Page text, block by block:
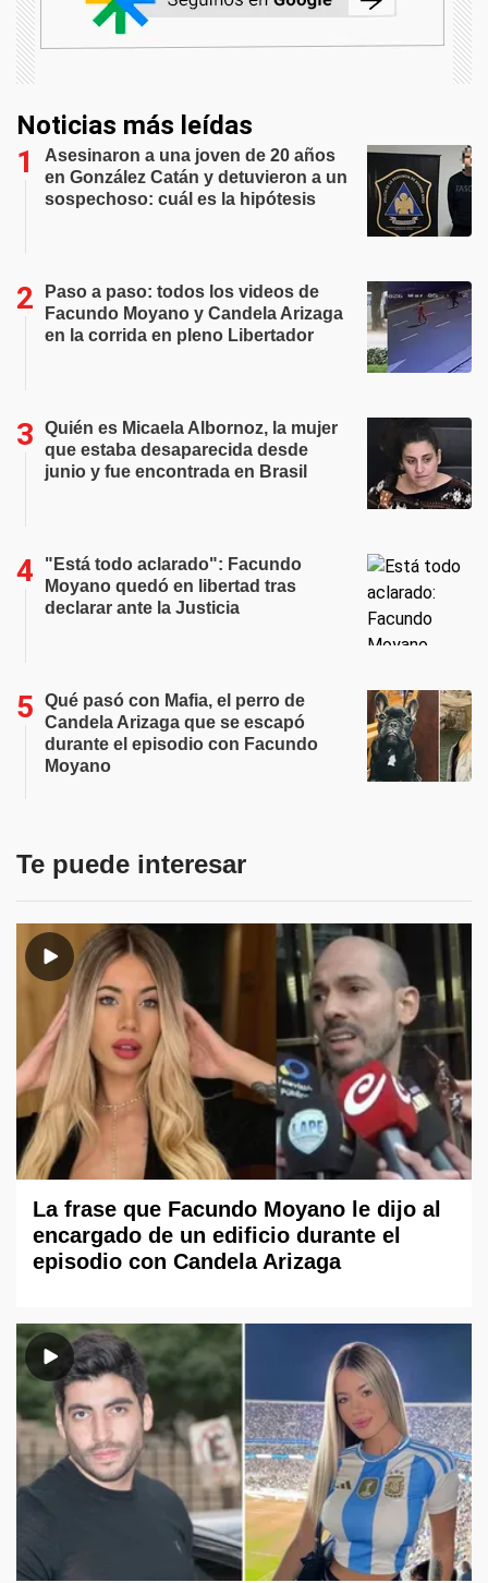
Noticias más leídas
Asesinaron a una joven de 20 años
en González Catán y detuvieron a un
sospechoso: cuál es la hipótesis
Paso a paso: todos los videos de
Facundo Moyano y Candela Arizaga
en la corrida en pleno Libertador
Quién es Micaela Albornoz, la mujer
que estaba desaparecida desde
junio y fue encontrada en Brasil
"Está todo aclarado": Facundo
Moyano quedó en libertad tras
declarar ante la Justicia
Qué pasó con Mafia, el perro de
Candela Arizaga que se escapó
durante el episodio con Facundo
Moyano
Te puede interesar
La frase que Facundo Moyano le dijo al
encargado de un edificio durante el
episodio con Candela Arizaga